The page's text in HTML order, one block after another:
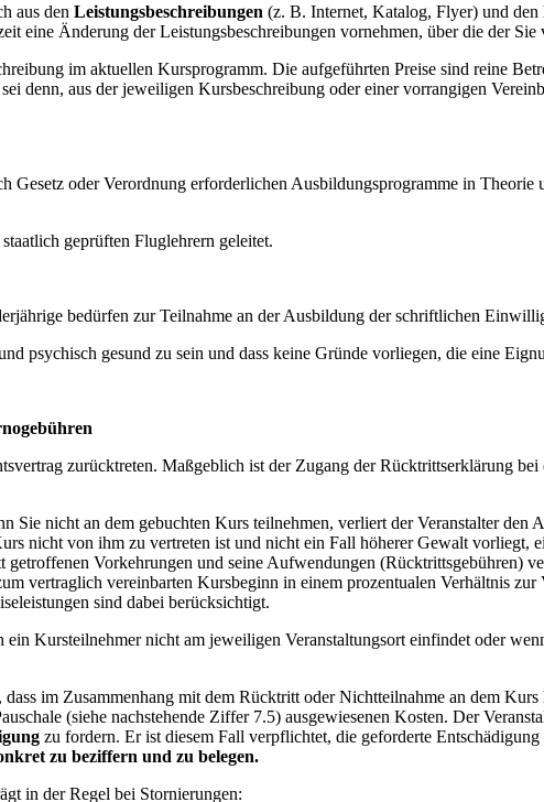
aus den Leistungsbeschreibungen (z. B. Internet, Katalog, Flyer) und
eine Änderung der Leistungsbeschreibungen vornehmen, über die der
im aktuellen Kursprogramm. Die aufgeführten Preise sind reine
denn, aus der jeweiligen Kursbeschreibung oder einer vorrangigen
oder Verordnung erforderlichen Ausbildungsprogramme in Theorie
geprüften Fluglehrern geleitet.
bedürfen zur Teilnahme an der Ausbildung der schriftlichen
psychisch gesund zu sein und dass keine Gründe vorliegen, die eine
zurücktreten. Maßgeblich ist der Zugang der Rücktrittserklärung
Sie nicht an dem gebuchten Kurs teilnehmen, verliert der Veranstalter den
nicht von ihm zu vertreten ist und nicht ein Fall höherer Gewalt vorliegt,
Vorkehrungen und seine Aufwendungen (Rücktrittsgebühren)
vertraglich vereinbarten Kursbeginn in einem prozentualen Verhältnis
sind dabei berücksichtigt.
Kursteilnehmer nicht am jeweiligen Veranstaltungsort einfindet oder
dass im Zusammenhang mit dem Rücktritt oder Nichtteilnahme an dem Kurs
(siehe nachstehende Ziffer 7.5) ausgewiesenen Kosten. Der
zu fordern. Er ist diesem Fall verpflichtet, die geforderte
zu beziffern und zu belegen.
in der Regel bei Stornierungen: